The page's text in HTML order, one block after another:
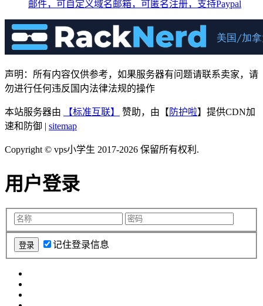
邮件，可自定义域名邮箱，可匿名注册，支持Paypal
声明：所有内容仅供参考，如果服务器有问题请联系卖家，请
勿进行任何违反国内法律法规的操作
本站服务器由 【标准互联】 赞助，由【 防护啦】提供CDN加
速和防御 | sitemap
Copyright © vps小学生 2017-2026 保留所有权利.
用户登录
记住登录信息